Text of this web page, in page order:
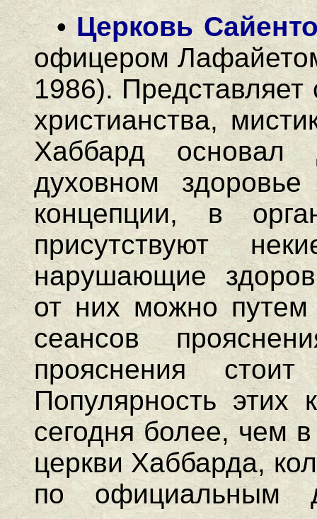
•Церковь
офицером
1986).
христианства,
Хаббард
духовном
концепции, в
присутствуют
нарушающие
от них можно путем
сеансов
прояснения
Популярность этих
сегодня более, чем
церкви Хаббарда,
по официальным